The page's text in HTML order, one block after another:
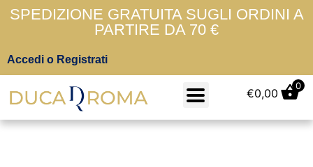
SPEDIZIONE GRATUITA SUGLI ORDINI A
PARTIRE DA 70 €
Accedi o Registrati
€0,00
0